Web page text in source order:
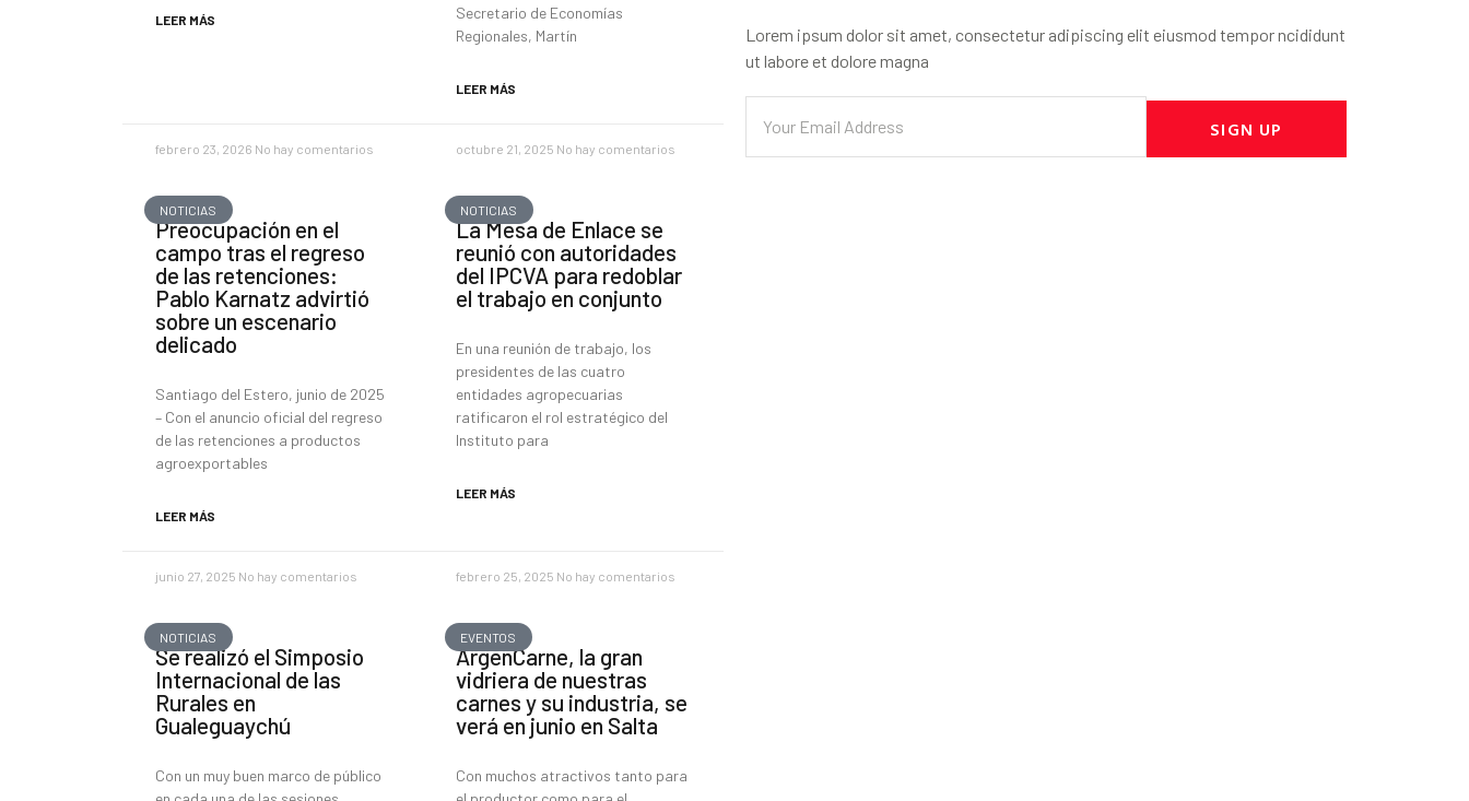
LEER MÁS
febrero 23, 2026 No hay comentarios
Secretario de Economías
Regionales, Martín
LEER MÁS
octubre 21, 2025 No hay comentarios
NOTICIAS
Preocupación en el
campo tras el regreso
de las retenciones:
Pablo Karnatz advirtió
sobre un escenario
delicado
Santiago del Estero, junio de 2025
– Con el anuncio oficial del regreso
de las retenciones a productos
agroexportables
LEER MÁS
junio 27, 2025 No hay comentarios
NOTICIAS
La Mesa de Enlace se
reunió con autoridades
del IPCVA para redoblar
el trabajo en conjunto
En una reunión de trabajo, los
presidentes de las cuatro
entidades agropecuarias
ratificaron el rol estratégico del
Instituto para
LEER MÁS
febrero 25, 2025 No hay comentarios
NOTICIAS
Se realizó el Simposio
Internacional de las
Rurales en
Gualeguaychú
Con un muy buen marco de público
EVENTOS
ArgenCarne, la gran
vidriera de nuestras
carnes y su industria, se
verá en junio en Salta
Con muchos atractivos tanto para
Lorem ipsum dolor sit amet, consectetur adipiscing elit eiusmod tempor ncididunt
ut labore et dolore magna
SIGN UP